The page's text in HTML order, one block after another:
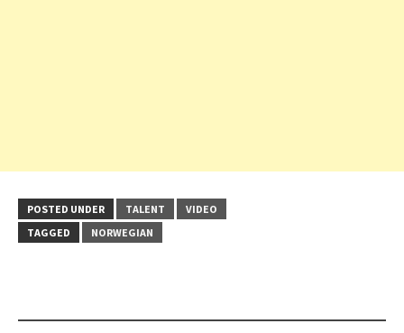
POSTED UNDER TALENT
VIDEO
TAGGED
NORWEGIAN